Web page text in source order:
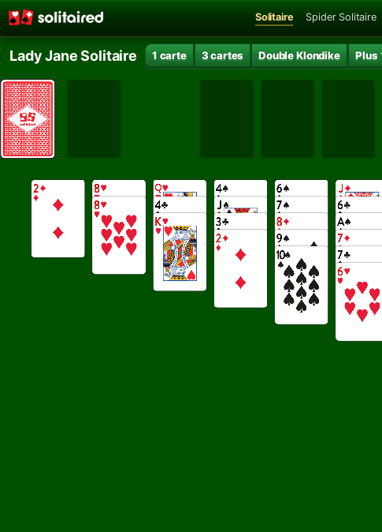
Solitaire Spider Solitaire
Lady Jane Solitaire 1 carte 3 cartes Double Klondike Plus